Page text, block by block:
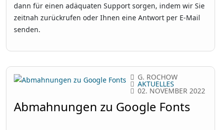
dann für einen adäquaten Support sorgen, indem wir Sie
zeitnah zurückrufen oder Ihnen eine Antwort per E-Mail
senden.
G. ROCHOW
AKTUELLES
02. NOVEMBER 2022
Abmahnungen zu Google Fonts